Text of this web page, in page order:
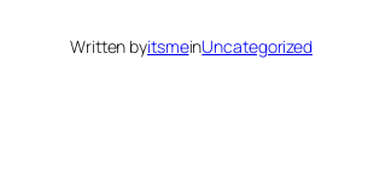
Written byitsmeinUncategorized